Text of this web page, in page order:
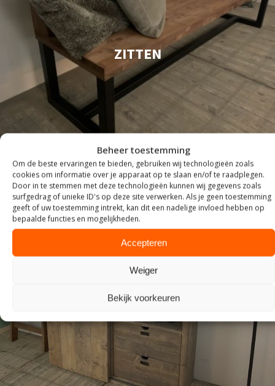
Beheer toestemming
Om de beste ervaringen te bieden, gebruiken wij technologieën zoals
cookies om informatie over je apparaat op te slaan en/of te raadplegen.
Door in te stemmen met deze technologieën kunnen wij gegevens zoals
surfgedrag of unieke ID's op deze site verwerken. Als je geen toestemming
geeft of uw toestemming intrekt, kan dit een nadelige invloed hebben op
bepaalde functies en mogelijkheden.
Accepteren
Weiger
Bekijk voorkeuren
ZITTEN
KASTEN